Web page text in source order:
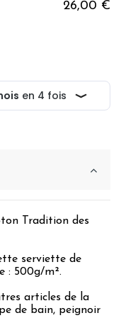
26,00 €
Tradition des
serviette de
: 500g/m².
articles de la
de bain, peignoir